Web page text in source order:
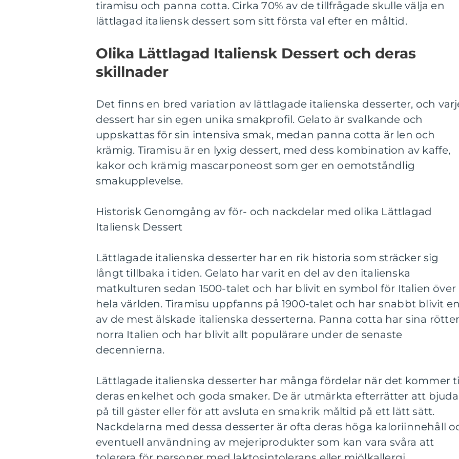
tiramisu och panna cotta. Cirka 70% av de tillfrågade skulle välja en
lättlagad italiensk dessert som sitt första val efter en måltid.
Olika Lättlagad Italiensk Dessert och deras
skillnader
Det finns en bred variation av lättlagade italienska desserter, och
dessert har sin egen unika smakprofil. Gelato är svalkande och
uppskattas för sin intensiva smak, medan panna cotta är len och
krämig. Tiramisu är en lyxig dessert, med dess kombination av kaffe,
kakor och krämig mascarponeost som ger en oemotståndlig
smakupplevelse.
Historisk Genomgång av för- och nackdelar med olika Lättlagad
Italiensk Dessert
Lättlagade italienska desserter har en rik historia som sträcker sig
långt tillbaka i tiden. Gelato har varit en del av den italienska
matkulturen sedan 1500-talet och har blivit en symbol för Italien över
hela världen. Tiramisu uppfanns på 1900-talet och har snabbt blivit
av de mest älskade italienska desserterna. Panna cotta har sina
norra Italien och har blivit allt populärare under de senaste
decennierna.
Lättlagade italienska desserter har många fördelar när det kommer
deras enkelhet och goda smaker. De är utmärkta efterrätter att bjuda
på till gäster eller för att avsluta en smakrik måltid på ett lätt sätt.
Nackdelarna med dessa desserter är ofta deras höga kaloriinnehåll
eventuell användning av mejeriprodukter som kan vara svåra att